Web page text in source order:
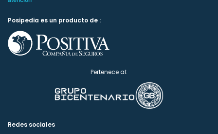
Posipedia es un producto de :
Pertenece al:
Redes sociales